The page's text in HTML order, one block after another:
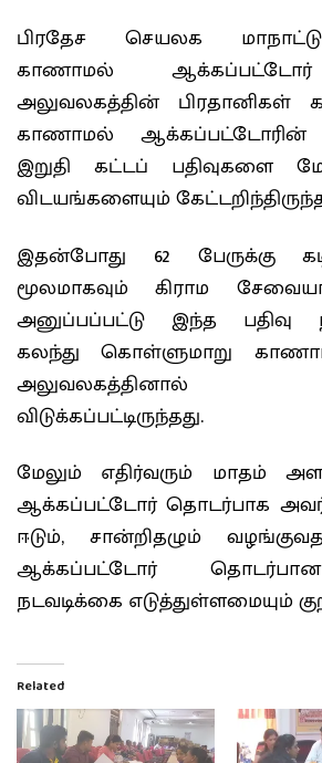
பிரதேச செயலக
காணாமல்
அலுவலகத்தின்
காணாமல் ஆக்கப்பட்டோரின்
இறுதி கட்டப் பதிவுகளை
விடயங்களையும்
இதன்போது 62 பேருக்கு
மூலமாகவும் கிராம
அனுப்பப்பட்டு இந்த பதிவு
கலந்து கொள்ளுமாறு
அலுவலகத்தினால்
விடுக்கப்பட்டிருந்தது.
மேலும் எதிர்வரும் மாதம்
ஆக்கப்பட்டோர் தொடர்பாக
ஈடும், சான்றிதழும்
ஆக்கப்பட்டோர்
நடவடிக்கை எடுத்துள்ளமையும்
Related